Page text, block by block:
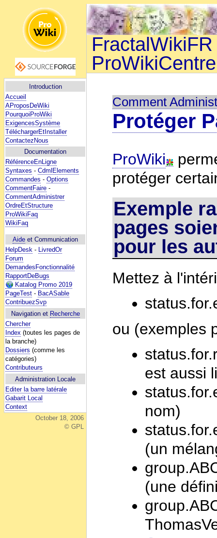
Introduction
Accueil
AProposDeWiki
PourquoiProWiki
ExigencesSystème
TéléchargerEtInstaller
ContactezNous
Documentation
RéférenceEnLigne
Syntaxes - CdmlElements
Commandes - Options
CommentFaire -
CommentAdministrer
OrdreEtStructure
ProWikiFaq
WikiFaq
Aide et Communication
HelpDesk - LivredOr
Forum
DemandesFonctionnalité
RapportDeBugs
Katalog Promo 2019
PageTest - BacASable
ContribuezSvp
Navigation et Recherche
Chercher
Index (toutes les pages de
la branche)
Dossiers (comme les
catégories)
Contributeurs
Administration Locale
Editer la barre latérale
Gabarit Local
Context
October 18, 2006
© GPL
FractalWikiFR
ProWikiCentre
Comment
Protéger
ProWiki
protéger
Exemple
pages
pour les
Mettez à
ou (exemples
est aussi
nom)
(un
(une